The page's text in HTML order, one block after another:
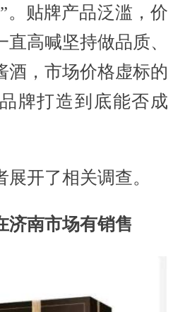
。贴牌产品泛滥，价
高喊坚持做品质、
酒，市场价格虚标的
牌打造到底能否成
开了相关调查。
南市场有销售